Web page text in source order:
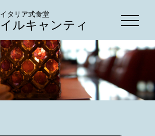
イタリア式食堂
イルキャンティ